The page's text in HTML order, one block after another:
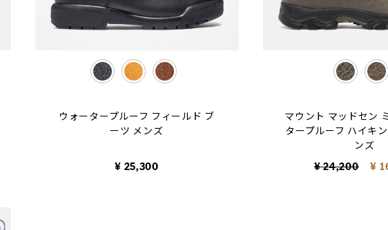
selected
ウォータープルーフ フィールド ブ
ーツ メンズ
¥ 25,300
selected
マウント マッドセン
タープルーフ ハイキ
ンズ
Price reduced
¥ 24,200to ¥